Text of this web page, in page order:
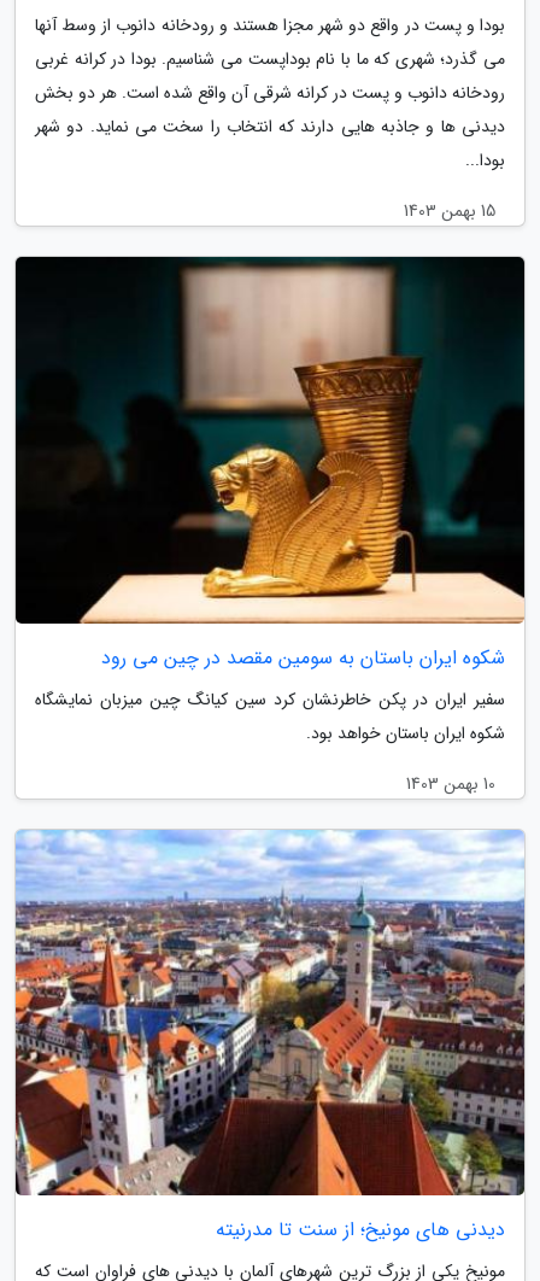
بودا و پست در واقع دو شهر مجزا هستند و رودخانه دانوب از وسط آنها
می گذرد؛ شهری که ما با نام بوداپست می شناسیم. بودا در کرانه غربی
رودخانه دانوب و پست در کرانه شرقی آن واقع شده است. هر دو بخش
دیدنی ها و جاذبه هایی دارند که انتخاب را سخت می نماید. دو شهر
بودا...
15 بهمن 1403
شکوه ایران باستان به سومین مقصد در چین می رود
سفیر ایران در پکن خاطرنشان کرد سین کیانگ چین میزبان نمایشگاه
شکوه ایران باستان خواهد بود.
10 بهمن 1403
دیدنی های مونیخ؛ از سنت تا مدرنیته
مونیخ یکی از بزرگ ترین شهرهای آلمان با دیدنی های فراوان است که